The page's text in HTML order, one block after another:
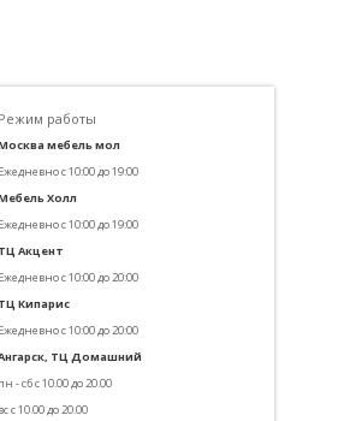
Режим работы
мебель мол
Ежедневно с10:00 до 19:00
Холл
Ежедневно с10:00 до 19:00
ТЦ Акцент
Ежедневно с 10:00 до 20:00
ТЦ Кипарис
Ежедневно с 10:00 до 20:00
ТЦ Домашний
пн - сб с 10.00 до 20.00
вс с 10.00 до 20.00